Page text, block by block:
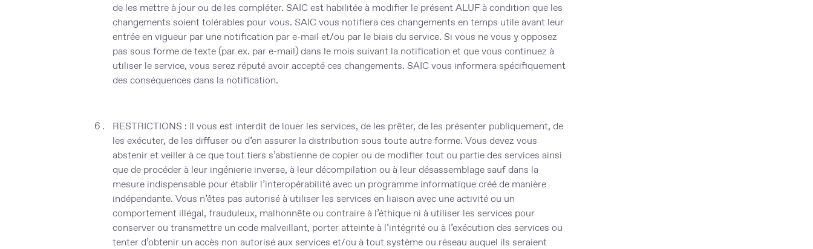
de les mettre à jour ou de les compléter. SAIC est habilitée à modifier le présent ALUF à condition que les
changements soient tolérables pour vous. SAIC vous notifiera ces changements en temps utile avant leur
entrée en vigueur par une notification par e-mail et/ou par le biais du service. Si vous ne vous y opposez
pas sous forme de texte (par ex. par e-mail) dans le mois suivant la notification et que vous continuez à
utiliser le service, vous serez réputé avoir accepté ces changements. SAIC vous informera spécifiquement
des conséquences dans la notification.
RESTRICTIONS : Il vous est interdit de louer les services, de les prêter, de les présenter publiquement, de
les exécuter, de les diffuser ou d’en assurer la distribution sous toute autre forme. Vous devez vous
abstenir et veiller à ce que tout tiers s’abstienne de copier ou de modifier tout ou partie des services ainsi
que de procéder à leur ingénierie inverse, à leur décompilation ou à leur désassemblage sauf dans la
mesure indispensable pour établir l’interopérabilité avec un programme informatique créé de manière
indépendante. Vous n’êtes pas autorisé à utiliser les services en liaison avec une activité ou un
comportement illégal, frauduleux, malhonnête ou contraire à l’éthique ni à utiliser les services pour
conserver ou transmettre un code malveillant, porter atteinte à l’intégrité ou à l’exécution des services ou
tenter d’obtenir un accès non autorisé aux services et/ou à tout système ou réseau auquel ils seraient